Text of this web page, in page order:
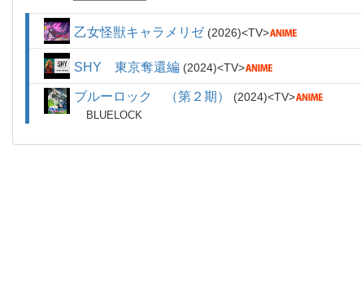
乙女怪獣キャラメリゼ 2026 TV
SHY 東京奪還編 2024 TV
ブルーロック （第２期） 2024 TV
BLUELOCK